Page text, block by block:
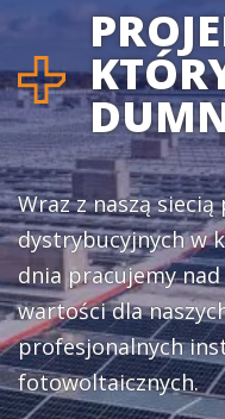
Wraz z naszą
dystrybucyjnych w
dnia pracujemy
wartości dla
profesjonalnych
fotowoltaicznych.